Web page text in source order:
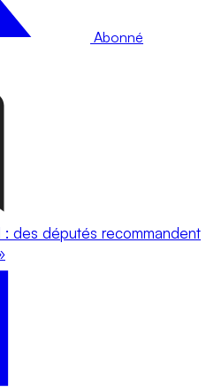
Abonné
des députés recommandent